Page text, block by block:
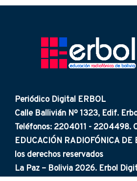
Periódico Digital ERBOL
Calle Ballivián Nº 1323, Edif.
Teléfonos: 2204011 - 2204498.
EDUCACIÓN RADIOFÓNICA
los derechos reservados
La Paz – Bolivia 2026. Erbol